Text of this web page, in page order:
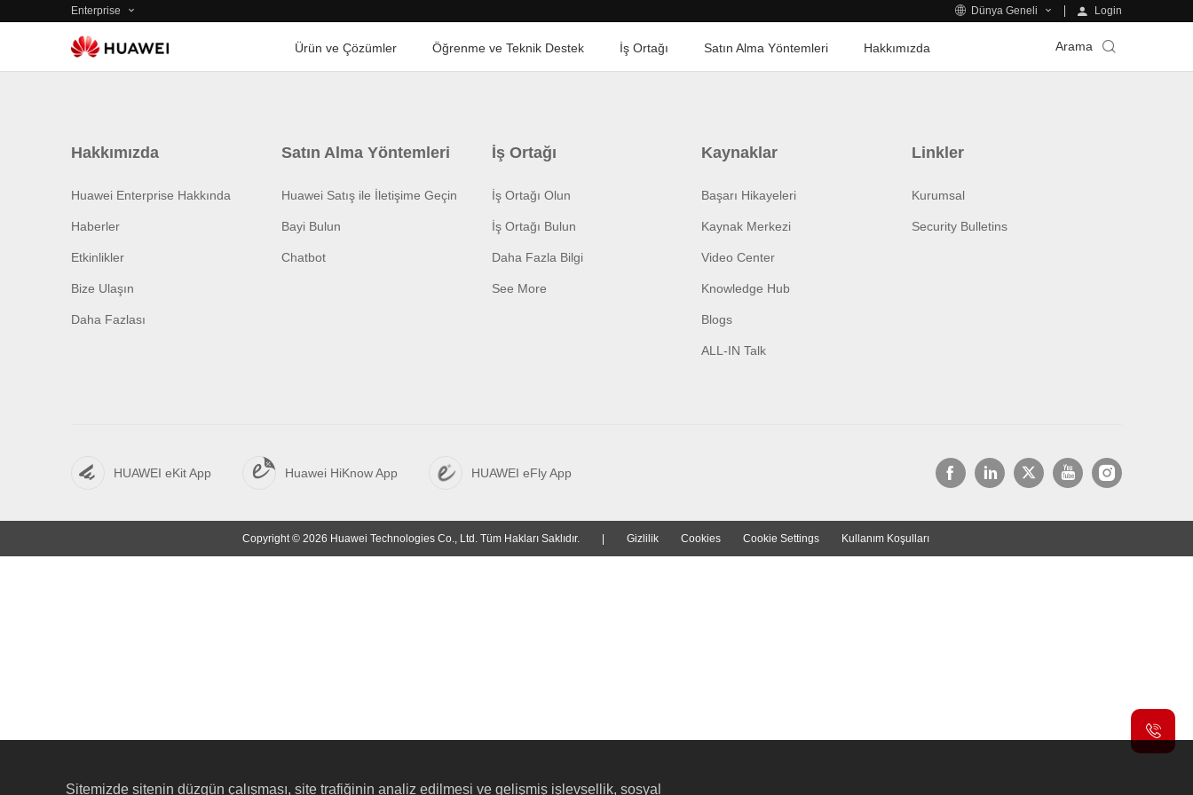
Enterprise Dünya Geneli Login
Ürün ve Çözümler Öğrenme ve Teknik Destek İş Ortağı Satın Alma Yöntemleri Hakkımızda Arama
Hakkımızda
Huawei Enterprise Hakkında
Haberler
Etkinlikler
Bize Ulaşın
Daha Fazlası
Satın Alma Yöntemleri
Huawei Satış ile İletişime Geçin
Bayi Bulun
Chatbot
İş Ortağı
İş Ortağı Olun
İş Ortağı Bulun
Daha Fazla Bilgi
See More
Kaynaklar
Başarı Hikayeleri
Kaynak Merkezi
Video Center
Knowledge Hub
Blogs
ALL-IN Talk
Linkler
Kurumsal
Security Bulletins
HUAWEI eKit App Huawei HiKnow App HUAWEI eFly App
Copyright © 2026 Huawei Technologies Co., Ltd. Tüm Hakları Saklıdır. Gizlilik Cookies Cookie Settings Kullanım Koşulları
Sitemizde sitenin düzgün çalışması, site trafiğinin analiz edilmesi ve gelişmiş işlevsellik, sosyal